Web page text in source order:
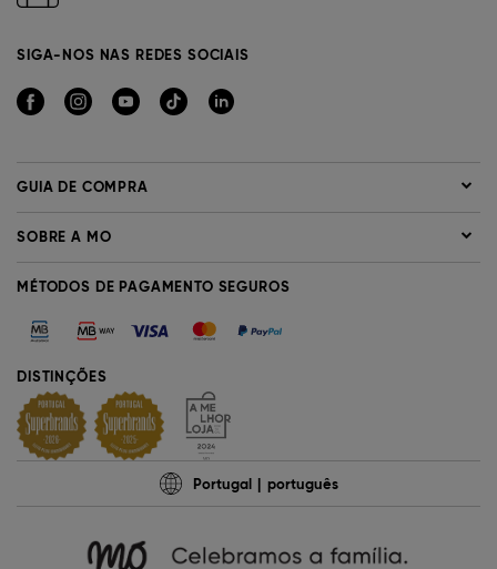
SIGA-NOS NAS REDES SOCIAIS
GUIA DE COMPRA
SOBRE A MO
MÉTODOS DE PAGAMENTO SEGUROS
DISTINÇÕES
Portugal português